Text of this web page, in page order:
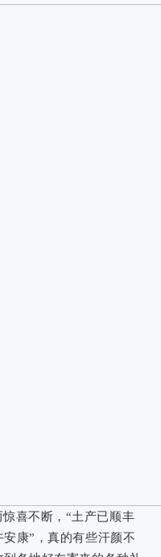
喜不断，“土产已顺丰
康”，真的有些汗颜不